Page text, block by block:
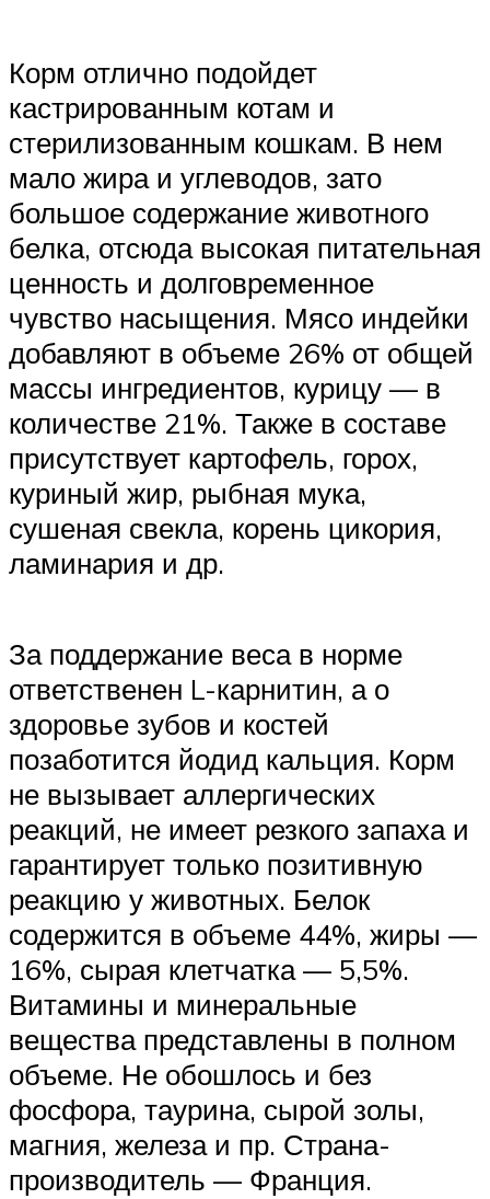
Корм отлично подойдет
кастрированным котам и
стерилизованным кошкам. В нем
мало жира и углеводов, зато
большое содержание животного
белка, отсюда высокая питательная
ценность и долговременное
чувство насыщения. Мясо индейки
добавляют в объеме 26% от общей
массы ингредиентов, курицу — в
количестве 21%. Также в составе
присутствует картофель, горох,
куриный жир, рыбная мука,
сушеная свекла, корень цикория,
ламинария и др.
За поддержание веса в норме
ответственен L-карнитин, а о
здоровье зубов и костей
позаботится йодид кальция. Корм
не вызывает аллергических
реакций, не имеет резкого запаха и
гарантирует только позитивную
реакцию у животных. Белок
содержится в объеме 44%, жиры —
16%, сырая клетчатка — 5,5%.
Витамины и минеральные
вещества представлены в полном
объеме. Не обошлось и без
фосфора, таурина, сырой золы,
магния, железа и пр. Страна-
производитель — Франция.